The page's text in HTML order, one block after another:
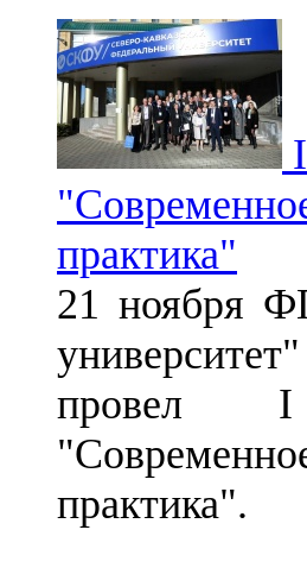
практика"
21 ноября
провел I
практика".